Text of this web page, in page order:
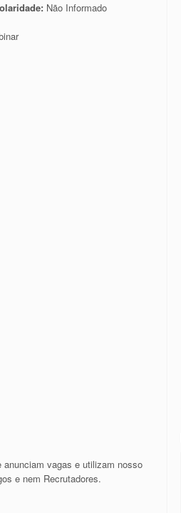
Não Informado
vagas e utilizam nosso
e nem Recrutadores.